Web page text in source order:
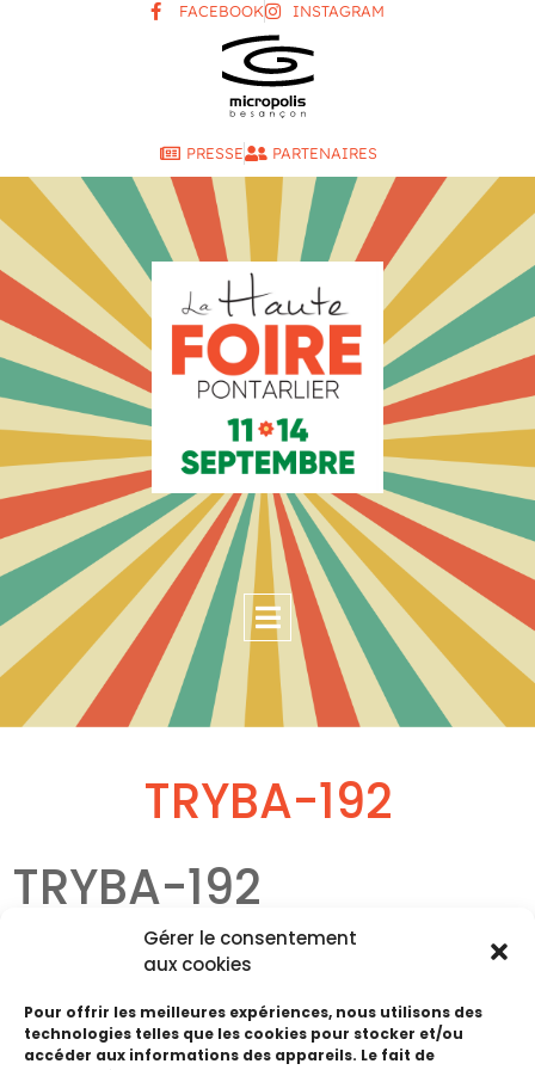
Gérer le consentement
aux cookies
Pour offrir les meilleures expériences, nous utilisons des
technologies telles que les cookies pour stocker et/ou
accéder aux informations des appareils. Le fait de
FACEBOOK INSTAGRAM
PRESSE PARTENAIRES
TRYBA-192
TRYBA-192
Fenêtres, portes, Volets, Pergolas
Haute Foire de Pontarlier